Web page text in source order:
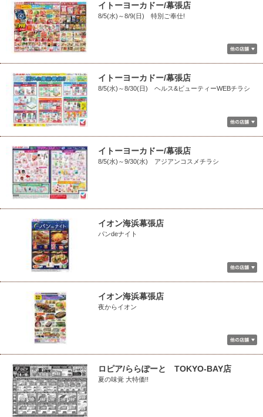
イトーヨーカドー/幕張店
8/5(水)～8/9(日) 特別ご奉仕!
イトーヨーカドー/幕張店
8/5(水)～8/30(日) ヘルス&ビューティーWEBチラシ
イトーヨーカドー/幕張店
8/5(水)～9/30(水) アジアンコスメチラシ
イオン海浜幕張店
パンdeナイト
イオン海浜幕張店
夜からイオン
ロピア/ららぽーと TOKYO-BAY店
夏の味覚 大特価!!